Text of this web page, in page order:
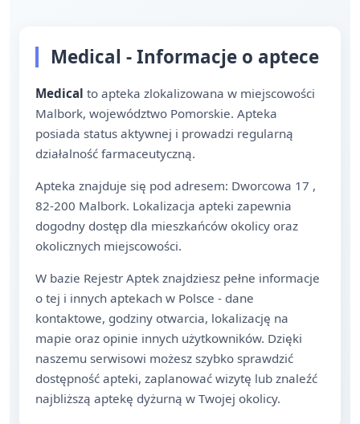
Medical - Informacje o aptece
Medical to apteka zlokalizowana w miejscowości
Malbork, województwo Pomorskie. Apteka
posiada status aktywnej i prowadzi regularną
działalność farmaceutyczną.
Apteka znajduje się pod adresem: Dworcowa 17 ,
82-200 Malbork. Lokalizacja apteki zapewnia
dogodny dostęp dla mieszkańców okolicy oraz
okolicznych miejscowości.
W bazie Rejestr Aptek znajdziesz pełne informacje
o tej i innych aptekach w Polsce - dane
kontaktowe, godziny otwarcia, lokalizację na
mapie oraz opinie innych użytkowników. Dzięki
naszemu serwisowi możesz szybko sprawdzić
dostępność apteki, zaplanować wizytę lub znaleźć
najbliższą aptekę dyżurną w Twojej okolicy.